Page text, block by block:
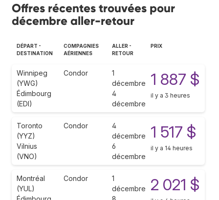
Offres récentes trouvées pour
décembre aller-retour
DÉPART -
DESTINATION
COMPAGNIES
AÉRIENNES
ALLER -
RETOUR
PRIX
Winnipeg
(YWG)
Édimbourg
(EDI)
Condor
1
décembre
4
décembre
1 887 $
il y a 3 heures
Toronto
(YYZ)
Vilnius
(VNO)
Condor
4
décembre
6
décembre
1 517 $
il y a 14 heures
Montréal
(YUL)
Condor
1
décembre
2 021 $